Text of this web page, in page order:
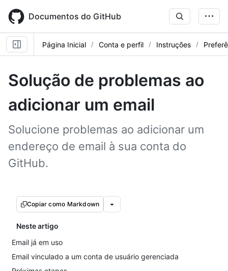
main
content
Documentos do GitHub
Página Inicial Conta e perfil Instruções
Solução de problemas ao
adicionar um email
Solucione problemas ao adicionar um
endereço de email à sua conta do
GitHub.
Copiar como Markdown
Neste artigo
Email já em uso
Email vinculado a um conta de usuário gerenciada